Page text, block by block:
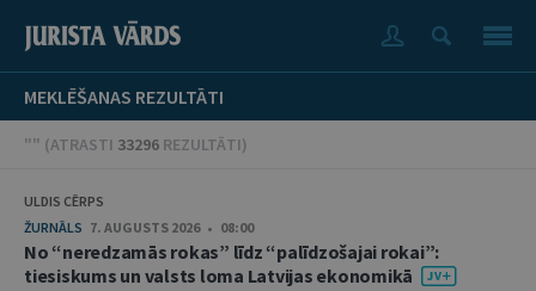
MEKLĒŠANAS REZULTĀTI
"" (ATRASTI 33296 REZULTĀTI)
ULDIS CĒRPS
ŽURNĀLS 7. AUGUSTS 2026 • 08:00
No “neredzamās rokas” līdz “palīdzošajai rokai”:
tiesiskums un valsts loma Latvijas ekonomikā